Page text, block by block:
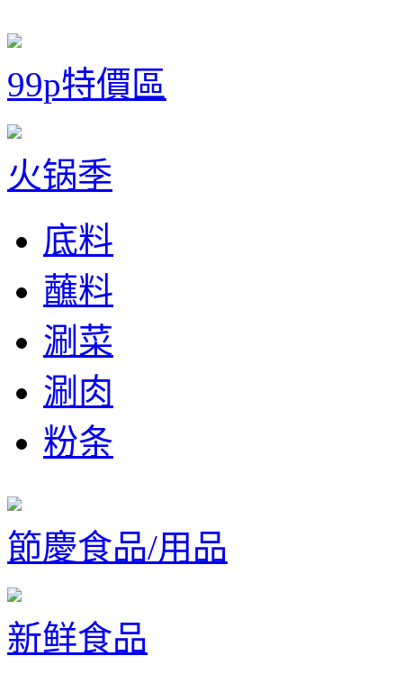
99p特價區
火锅季
底料
蘸料
涮菜
涮肉
粉条
節慶食品/用品
新鲜食品